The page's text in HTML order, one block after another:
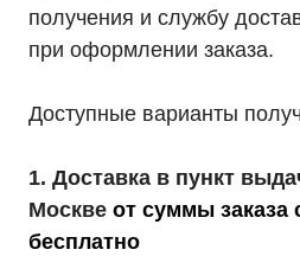
получения и службу
при оформлении заказа.
Доступные варианты
1. Доставка в пункт
Москве от суммы заказа
бесплатно